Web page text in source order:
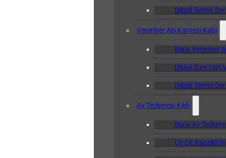
Dikişli Termo
Veteriner Aşı Karnesi Kabı
Biala Veteriner
Dikişli Suni Deri
Dikişli Termo
Av Tezkeresi Kılıfı
Biala Av
Çıt Çıt Kapaklı